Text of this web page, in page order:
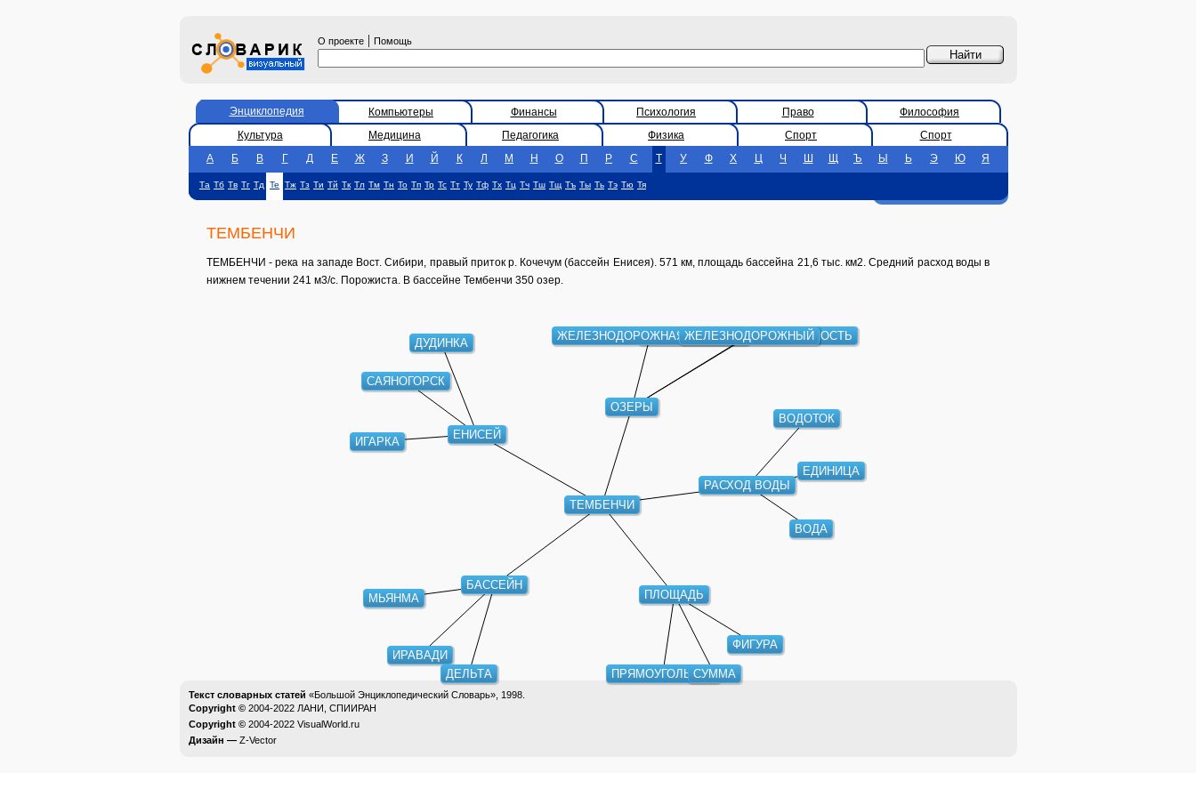
О проекте | Помощь
Энциклопедия Компьютеры Финансы Психология Право
Философия
Культура
Медицина Педагогика Физика Спорт
Спорт
А
Б В Г Д Е Ж З И Й К Л М Н О П Р С Т У Ф Х Ц Ч Ш Щ Ъ Ы Ь Э Ю Я
Та Тб Тв Тг Тд Те Тж Тз Ти Тй Тк Тл Тм Тн То Тп Тр Тс Тт Ту Тф Тх Тц Тч Тш Тщ Тъ Ты Ть Тэ Тю Тя
ТЕМБЕНЧИ
ТЕМБЕНЧИ - река на западе Вост. Сибири, правый приток р. Кочечум (бассейн Енисея). 571 км, площадь бассейна 21,6 тыс. км2. Средний расход воды в
нижнем течении 241 м3/с. Порожиста. В бассейне Тембенчи 350 озер.
ТЕМБЕНЧИ
ЕНИСЕЙ
ОЗЕРЫ
РАСХОД ВОДЫ
БАССЕЙН
ПЛОЩАДЬ
ИГАРКА
САЯНОГОРСК
ДУДИНКА ТЕКСТИЛЬНАЯ ПРОМЫШЛЕННОСТЬ
ЖЕЛЕЗНОДОРОЖНАЯ СТАНЦИЯЖЕЛЕЗНОДОРОЖНЫЙ
ВОДОТОК
ЕДИНИЦА
ВОДА
ИРАВАДИ
МЬЯНМА
ДЕЛЬТА ПРЯМОУГОЛЬНИК
ФИГУРА
СУММА
Текст словарных статей «Большой Энциклопедический Словарь», 1998.
Copyright © 2004-2022 ЛАНИ, СПИИРАН
Copyright © 2004-2022 VisualWorld.ru
Дизайн — Z-Vector